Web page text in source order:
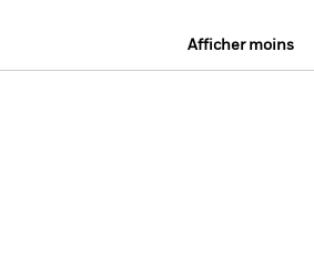
Afficher moins